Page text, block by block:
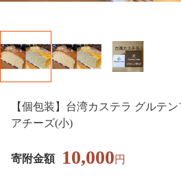
【個包装】台湾カステラ グルテ
アチーズ(小)
寄附金額 10,000円